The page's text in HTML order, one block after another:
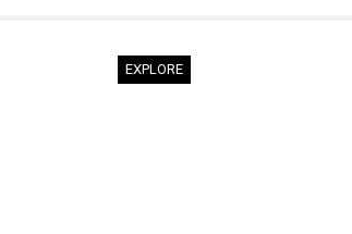
EXPLORE